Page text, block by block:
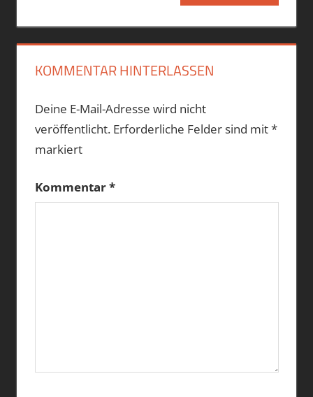
Beitrag:
KOMMENTAR HINTERLASSEN
Deine E-Mail-Adresse wird nicht
veröffentlicht. Erforderliche Felder sind mit*
markiert
Kommentar*